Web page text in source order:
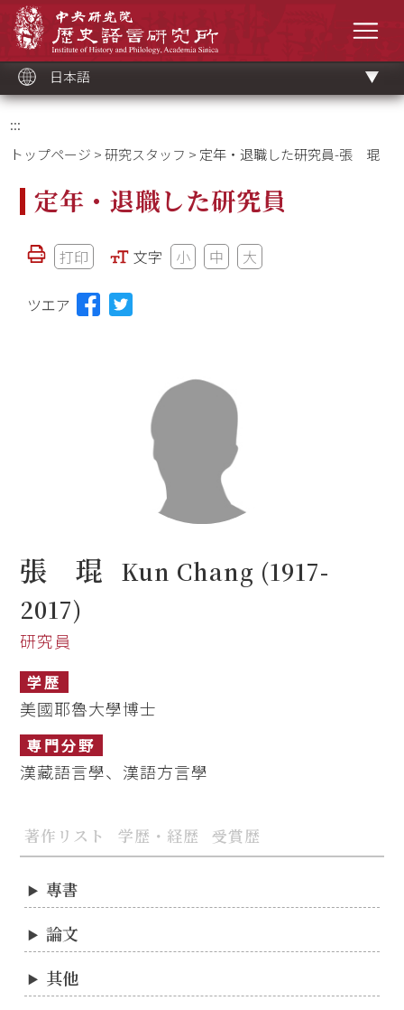
ッ
ク
日本語
:::
トップページ >研究スタッフ > 定年・退職した研究員-張 琨
定年・退職した研究員
打印 文字 小 中 大
ツエア
張 琨
Kun Chang (1917-
2017)
研究員
学歴
美國耶魯大學博士
専門分野
漢藏語言學、漢語方言學
著作リスト 学歴・経歴 受賞歴
專書
論文
其他